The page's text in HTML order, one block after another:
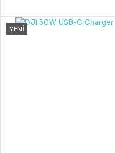
YENİ